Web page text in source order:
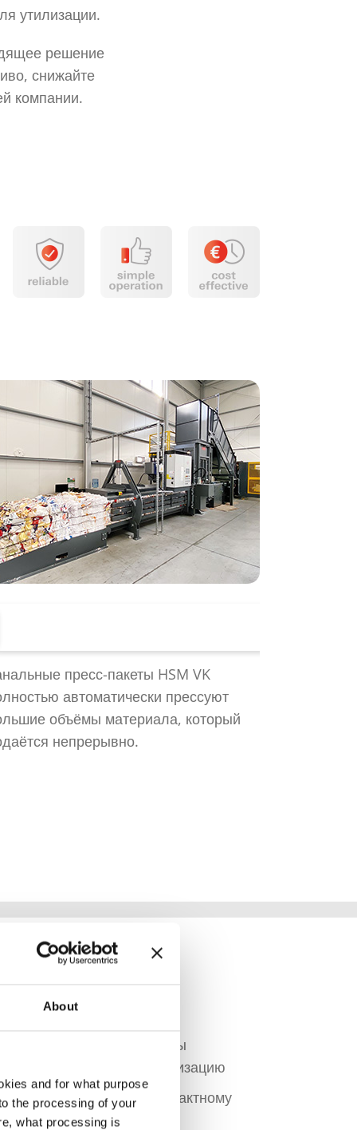
About
and for what purpose
the processing of your
what processing is
утилизации.
решение
снижайте
компании.
пресс-пакеты HSM VK
автоматически прессуют
объёмы материала, который
непрерывно.
одним взглядом:
за счет отказа от аренды
расходов на утилизацию
благодаря компактному
тюков